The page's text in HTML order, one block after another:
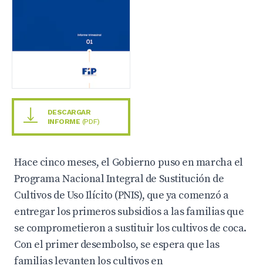
DESCARGAR
INFORME (PDF)
Hace cinco meses, el Gobierno puso en marcha el
Programa Nacional Integral de Sustitución de
Cultivos de Uso Ilícito (PNIS), que ya comenzó a
entregar los primeros subsidios a las familias que
se comprometieron a sustituir los cultivos de coca.
Con el primer desembolso, se espera que las
familias levanten los cultivos en